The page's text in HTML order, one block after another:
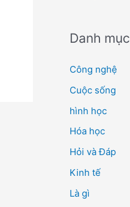
Danh mục
Công nghệ
Cuộc sống
hình học
Hóa học
Hỏi và Đáp
Kinh tế
Là gì